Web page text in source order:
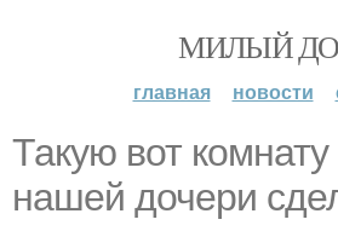
МИЛЫЙ
главная новости
Такую вот
нашей дочери